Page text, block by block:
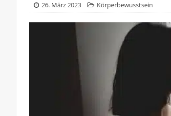
26. März 2023 Körperbewusstsein